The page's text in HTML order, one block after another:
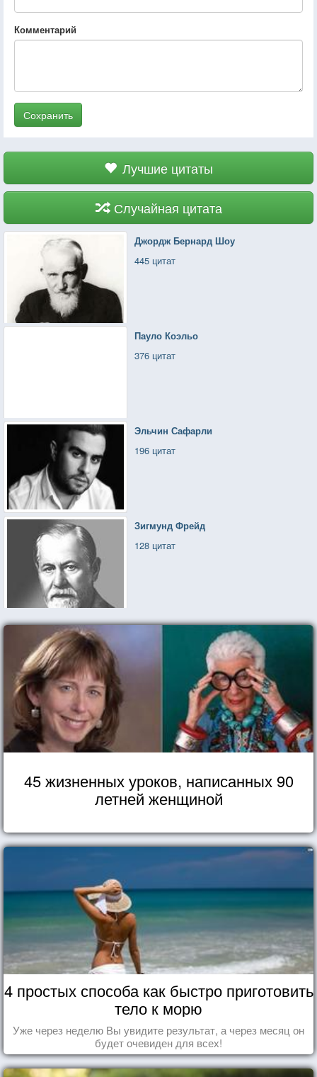
Комментарий
Сохранить
Лучшие цитаты
Случайная цитата
Джордж Бернард Шоу
445 цитат
Пауло Коэльо
376 цитат
Эльчин Сафарли
196 цитат
Зигмунд Фрейд
128 цитат
45 жизненных уроков, написанных 90
летней женщиной
4 простых способа как быстро приготовить
тело к морю
Уже через неделю Вы увидите результат, а через месяц он
будет очевиден для всех!